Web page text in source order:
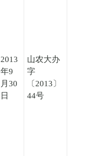
2013
年9
月30
日
山农大办
字
〔2013〕
44号